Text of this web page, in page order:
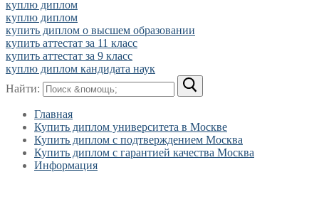
куплю диплом
куплю диплом
купить диплом о высшем образовании
купить аттестат за 11 класс
купить аттестат за 9 класс
куплю диплом кандидата наук
Найти:
Главная
Купить диплом университета в Москве
Купить диплом с подтверждением Москва
Купить диплом с гарантией качества Москва
Информация